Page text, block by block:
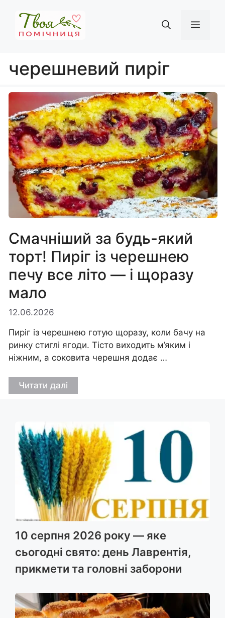
вмісту
черешневий пиріг
Смачніший за будь-який
торт! Пиріг із черешнею
печу все літо — і щоразу
мало
12.06.2026
Пиріг із черешнею готую щоразу, коли бачу на
ринку стиглі ягоди. Тісто виходить м’яким і
ніжним, а соковита черешня додає …
Читати далі
10 серпня 2026 року — яке
сьогодні свято: день Лаврентія,
прикмети та головні заборони